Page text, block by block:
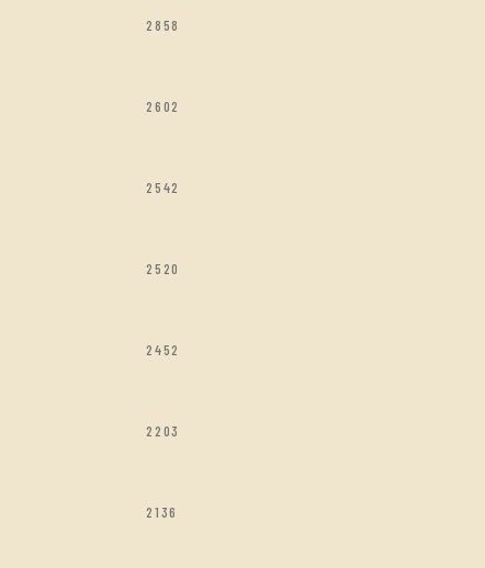
2858
2602
2542
2520
2452
2203
2136